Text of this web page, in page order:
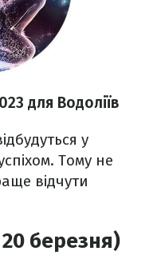
для Водоліїв
у
Тому не
відчути
березня)